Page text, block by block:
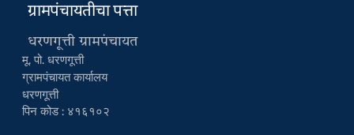
ग्रामपंचायतीचा पत्ता
धरणगूत्ती ग्रामपंचायत
मू. पो. धरणगूत्ती
ग्रामपंचायत कार्यालय
धरणगूत्ती
पिन कोड : ४१६१०२